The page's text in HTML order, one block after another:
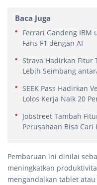
Baca Juga
Ferrari Gandeng IBM
Fans F1 dengan AI
Strava Hadirkan Fitur
Lebih Seimbang
SEEK Pass Hadirkan
Lolos Kerja Naik 20
Jobstreet Tambah
Perusahaan Bisa
Pembaruan ini dinilai
meningkatkan
mengandalkan tablet